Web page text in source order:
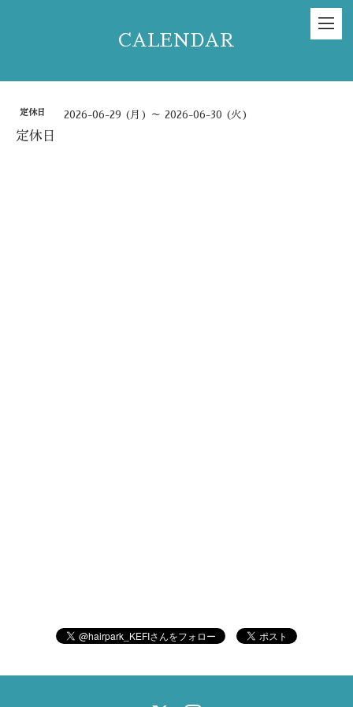
CALENDAR
定休日 2026-06-29 (月) ～ 2026-06-30 (火)
定休日